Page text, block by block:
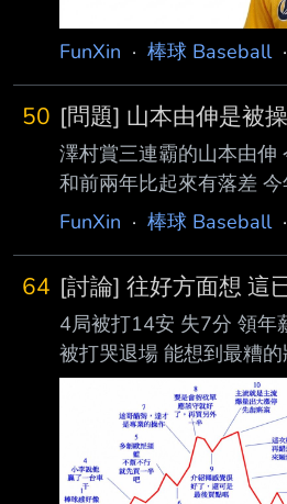
FunXin · 棒球 Baseball·
50 [問題] 山本由伸是被
澤村賞三連霸的山本由伸
和前兩年比起來有落差
然WHIP跟前兩年比差不
高的很多 第一年90局挨
今年才50局已經挨了8轟
打20轟以上 有點變洋基
本怎麼了？ --
FunXin · 棒球 Baseball·
64 [討論] 往好方面想 這
4局被打14安 失7分 領年
被打哭退場 能想到最糟
場 雖然很多人批評指責
低點了吧 雨後一定會天
越來越好？ --